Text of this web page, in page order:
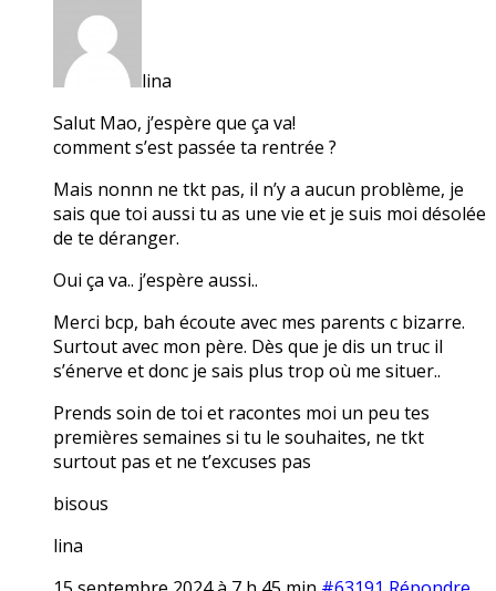
lina
Salut Mao, j’espère que ça va!
comment s’est passée ta rentrée ?
Mais nonnn ne tkt pas, il n’y a aucun problème, je
sais que toi aussi tu as une vie et je suis moi désolée
de te déranger.
Oui ça va.. j’espère aussi..
Merci bcp, bah écoute avec mes parents c bizarre.
Surtout avec mon père. Dès que je dis un truc il
s’énerve et donc je sais plus trop où me situer..
Prends soin de toi et racontes moi un peu tes
premières semaines si tu le souhaites, ne tkt
surtout pas et ne t’excuses pas
bisous
lina